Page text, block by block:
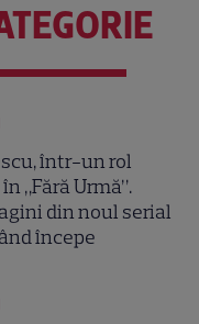
într-un rol
„Fără Urmă”.
din noul serial
începe